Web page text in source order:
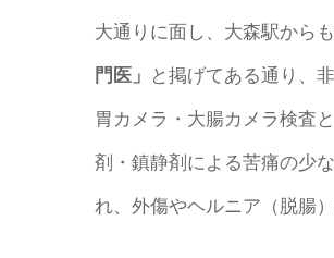
大通りに面し、大森駅から
門医」 と掲げてある通り、
胃カメラ・大腸カメラ検査
剤・鎮静剤による苦痛の少
れ、外傷やヘルニア（脱腸